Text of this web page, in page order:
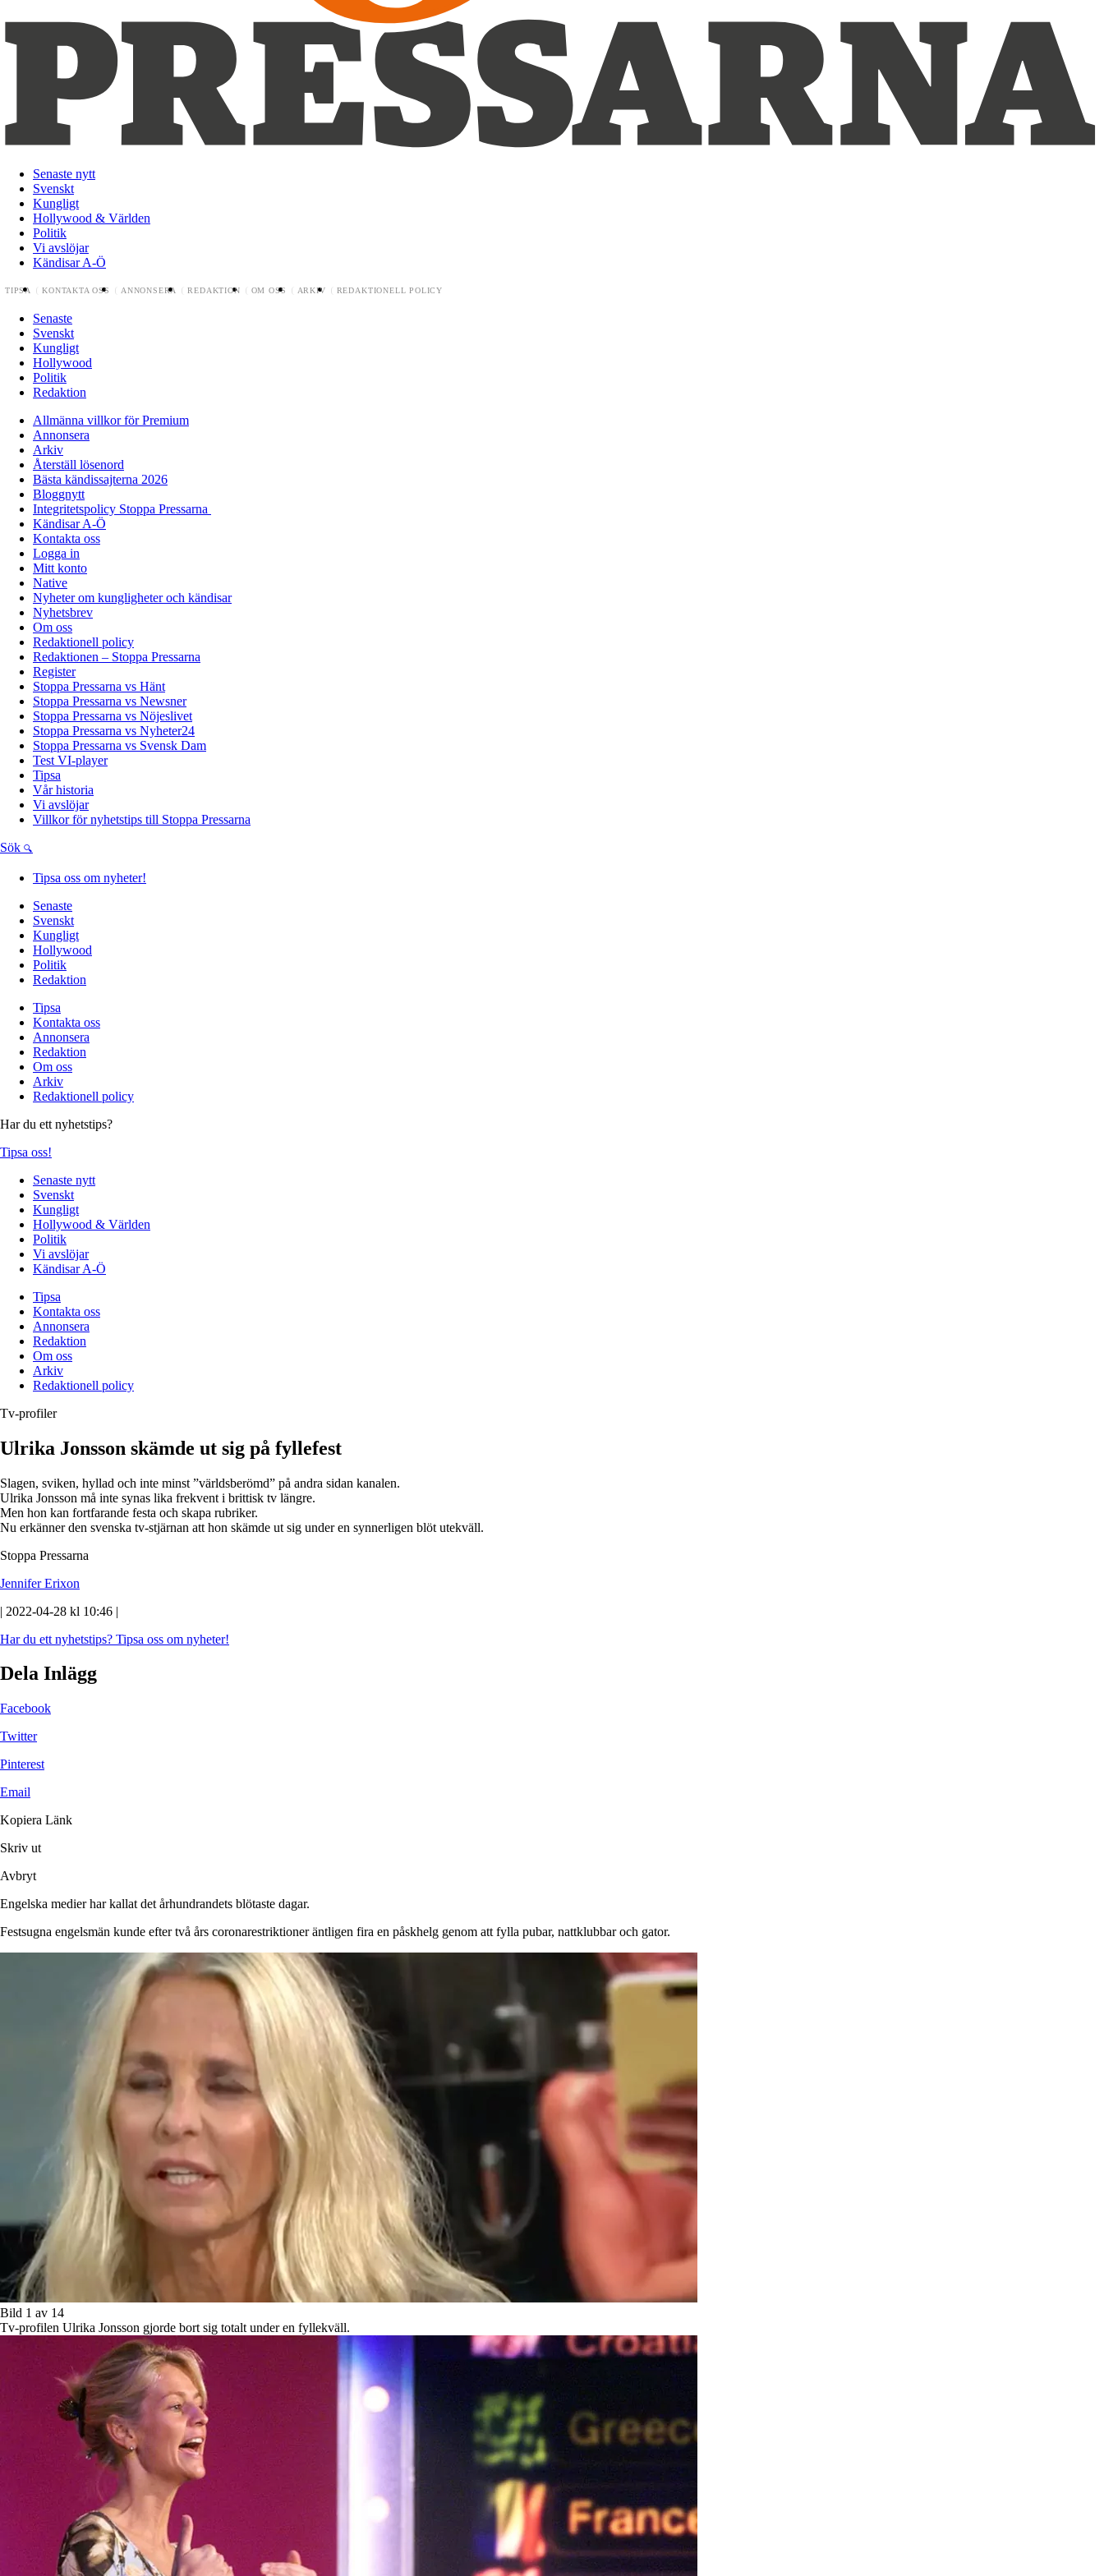
Senaste nytt
Svenskt
Kungligt
Hollywood & Världen
Politik
Vi avslöjar
Kändisar A-Ö
TIPSA KONTAKTA OSS ANNONSERA REDAKTION OM OSS ARKIV REDAKTIONELL POLICY
Senaste
Svenskt
Kungligt
Hollywood
Politik
Redaktion
Allmänna villkor för Premium
Annonsera
Arkiv
Återställ lösenord
Bästa kändissajterna 2026
Bloggnytt
Integritetspolicy Stoppa Pressarna
Kändisar A-Ö
Kontakta oss
Logga in
Mitt konto
Native
Nyheter om kungligheter och kändisar
Nyhetsbrev
Om oss
Redaktionell policy
Redaktionen – Stoppa Pressarna
Register
Stoppa Pressarna vs Hänt
Stoppa Pressarna vs Newsner
Stoppa Pressarna vs Nöjeslivet
Stoppa Pressarna vs Nyheter24
Stoppa Pressarna vs Svensk Dam
Test VI-player
Tipsa
Vår historia
Vi avslöjar
Villkor för nyhetstips till Stoppa Pressarna
Sök
Tipsa oss om nyheter!
Senaste
Svenskt
Kungligt
Hollywood
Politik
Redaktion
Tipsa
Kontakta oss
Annonsera
Redaktion
Om oss
Arkiv
Redaktionell policy
Har du ett nyhetstips?
Tipsa oss!
Senaste nytt
Svenskt
Kungligt
Hollywood & Världen
Politik
Vi avslöjar
Kändisar A-Ö
Tipsa
Kontakta oss
Annonsera
Redaktion
Om oss
Arkiv
Redaktionell policy
Tv-profiler
Ulrika Jonsson skämde ut sig på fyllefest
Slagen, sviken, hyllad och inte minst ”världsberömd” på andra sidan kanalen.
Ulrika Jonsson må inte synas lika frekvent i brittisk tv längre.
Men hon kan fortfarande festa och skapa rubriker.
Nu erkänner den svenska tv-stjärnan att hon skämde ut sig under en synnerligen blöt utekväll.
Stoppa Pressarna
Jennifer Erixon
| 2022-04-28 kl 10:46 |
Har du ett nyhetstips? Tipsa oss om nyheter!
Dela Inlägg
Facebook
Twitter
Pinterest
Email
Kopiera Länk
Skriv ut
Avbryt
Engelska medier har kallat det århundrandets blötaste dagar.
Festsugna engelsmän kunde efter två års coronarestriktioner äntligen fira en påskhelg genom att fylla pubar, nattklubbar och gator.
Bild 1 av 14
Tv-profilen Ulrika Jonsson gjorde bort sig totalt under en fyllekväll.